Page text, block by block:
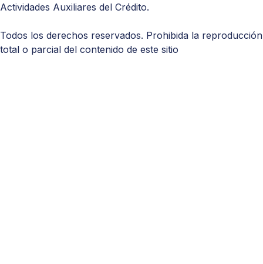
Actividades Auxiliares del Crédito.
Todos los derechos reservados. Prohibida la reproducción
total o parcial del contenido de este sitio